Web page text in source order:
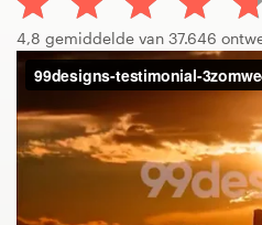
4,8 gemiddelde van 37.646
Ontwerpdiensten
Ontwerpwedstrijden
1-op-1 projecten
Vind een designer